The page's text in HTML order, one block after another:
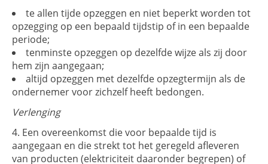
te allen tijde opzeggen en niet beperkt worden tot
opzegging op een bepaald tijdstip of in een bepaalde
periode;
tenminste opzeggen op dezelfde wijze als zij door
hem zijn aangegaan;
altijd opzeggen met dezelfde opzegtermijn als de
ondernemer voor zichzelf heeft bedongen.
Verlenging
Een overeenkomst die voor bepaalde tijd is
aangegaan en die strekt tot het geregeld afleveren
van producten (elektriciteit daaronder begrepen) of